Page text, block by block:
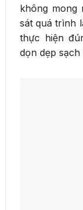
không mong
sát quá trình
thực hiện
dọn dẹp